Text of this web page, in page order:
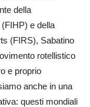
della
e della
(FIRS), Sabatino
rotellistico
e proprio
anche in una
questi mondiali